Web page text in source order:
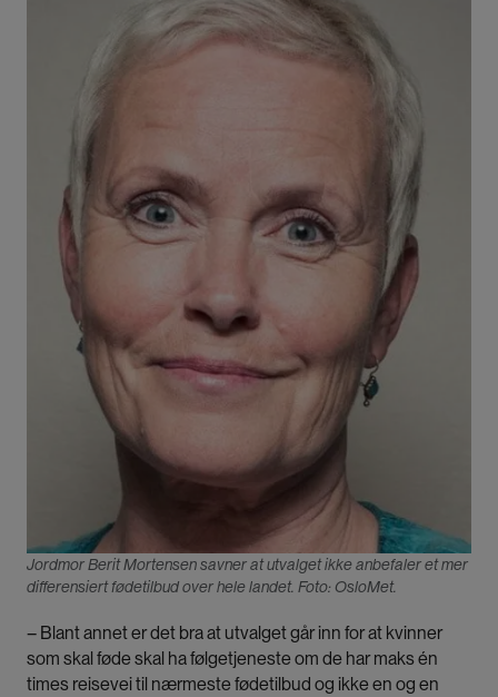
Jordmor Berit Mortensen savner at utvalget ikke anbefaler et mer
differensiert fødetilbud over hele landet. Foto: OsloMet.
– Blant annet er det bra at utvalget går inn for at kvinner
som skal føde skal ha følgetjeneste om de har maks én
times reisevei til nærmeste fødetilbud og ikke en og en